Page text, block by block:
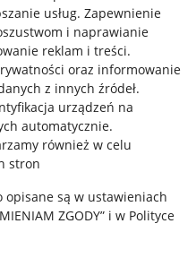
usług. Zapewnienie
i naprawianie
reklam i treści.
oraz informowanie
z innych źródeł.
urządzeń na
automatycznie.
również w celu
stron
opisane są w ustawieniach
ZGODY” i w Polityce